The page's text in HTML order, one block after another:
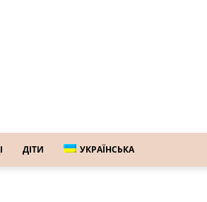
ДІТИ УКРАЇНСЬКА